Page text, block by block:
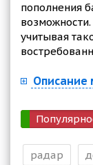
пополнения
учитывая
Описание
радар